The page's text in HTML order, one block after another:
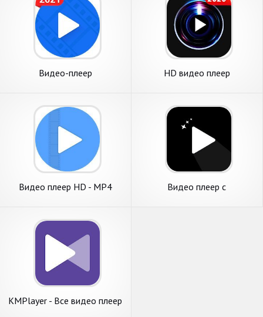
Видео-плеер HD видео плеер
Видео плеер HD - MP4
Видео плеер с
KMPlayer - Все видео плеер